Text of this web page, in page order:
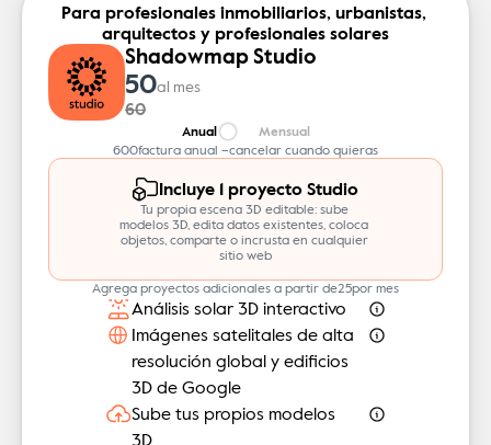
Shadowmap Studio
50
60
al mes
Anual
Mensual
600factura anual –cancelar cuando quieras
Agrega proyectos adicionales a partir de25por mes
Para profesionales inmobiliarios, urbanistas,
arquitectos y profesionales solares
Incluye 1 proyecto Studio
Tu propia escena 3D editable: sube
modelos 3D, edita datos existentes, coloca
objetos, comparte o incrusta en cualquier
sitio web
Análisis solar 3D interactivo
Imágenes satelitales de alta
resolución global y edificios
3D de Google
Sube tus propios modelos
3D